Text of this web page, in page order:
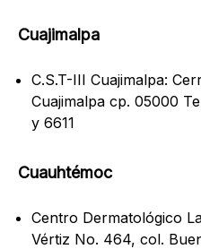
Cuajimalpa
C.S.T-III Cuajimalpa:
Cuajimalpa cp. 05000
y 6611
Cuauhtémoc
Centro Dermatológico
Vértiz No. 464, col.